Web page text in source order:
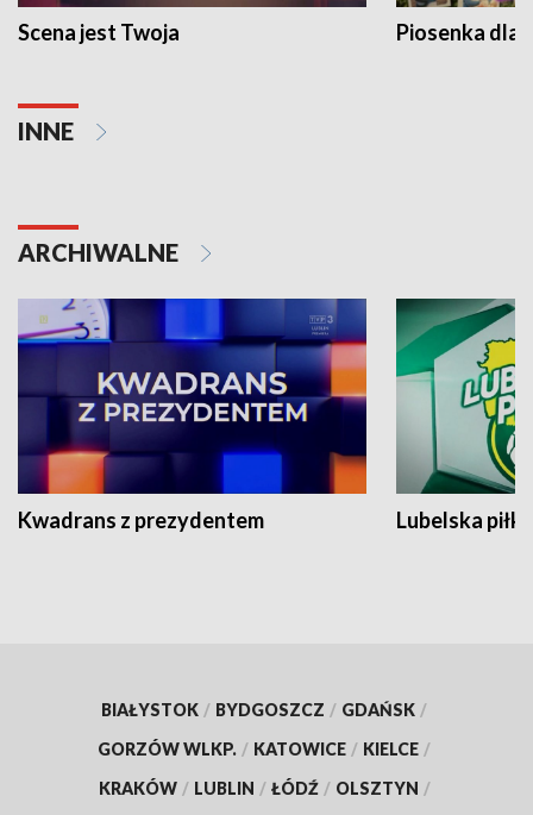
Scena jest Twoja Piosenka dla
INNE
ARCHIWALNE
Kwadrans z prezydentem Lubelska piłka
BIAŁYSTOK / BYDGOSZCZ / GDAŃSK /
GORZÓW WLKP. / KATOWICE / KIELCE /
KRAKÓW / LUBLIN / ŁÓDŹ / OLSZTYN /